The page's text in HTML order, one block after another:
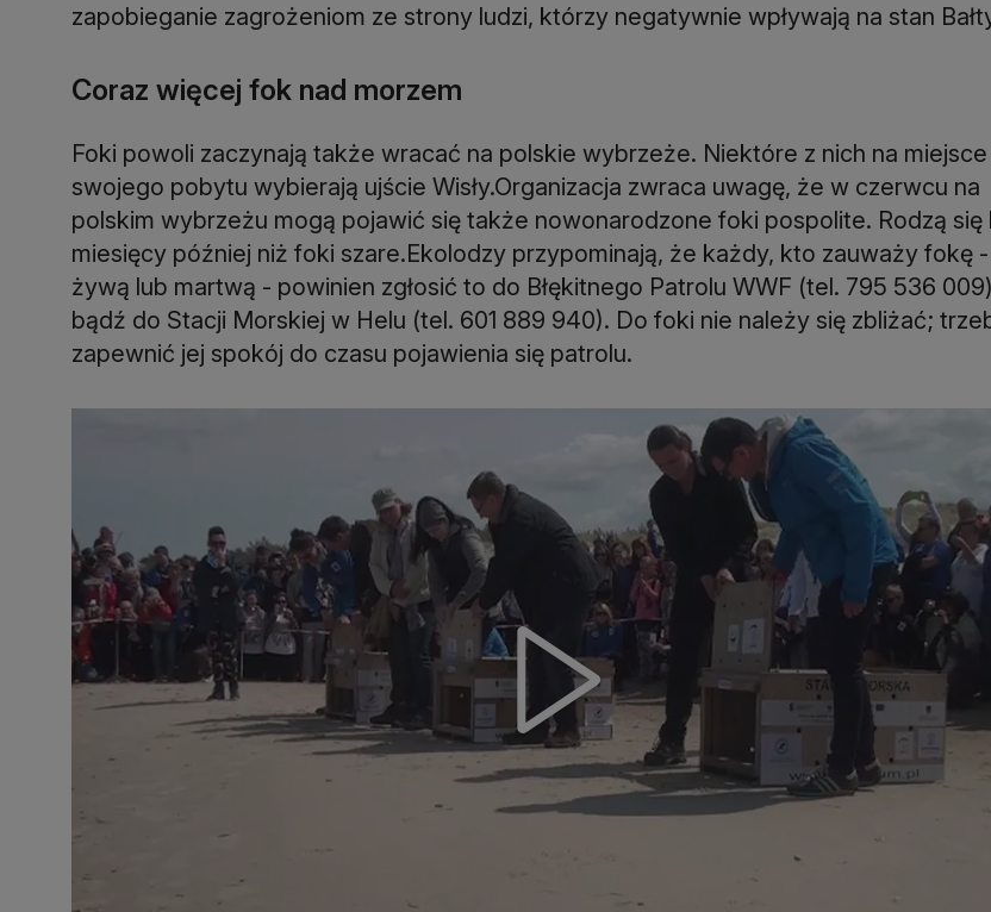
zapobieganie zagrożeniom ze strony ludzi, którzy negatywnie wpływają na stan
Coraz więcej fok nad morzem
Foki powoli zaczynają także wracać na polskie wybrzeże. Niektóre z nich na miejsce
swojego pobytu wybierają ujście Wisły.Organizacja zwraca uwagę, że w czerwcu na
polskim wybrzeżu mogą pojawić się także nowonarodzone foki pospolite. Rodzą się
miesięcy później niż foki szare.Ekolodzy przypominają, że każdy, kto zauważy fokę -
żywą lub martwą - powinien zgłosić to do Błękitnego Patrolu WWF (tel. 795 536 009)
bądź do Stacji Morskiej w Helu (tel. 601 889 940). Do foki nie należy się zbliżać;
zapewnić jej spokój do czasu pojawienia się patrolu.